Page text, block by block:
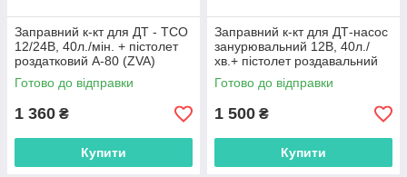
Заправний к-кт для ДТ - ТСО
12/24В, 40л./мін. + пістолет
роздатковий А-80 (ZVA)
автоматичний з відсіченням
Готово до відправки
1 360 ₴
Купити
Заправний к-кт для ДТ-насос
занурювальний 12В, 40л./
хв.+ пістолет роздавальний
Механічний (пласт.
нерж.носик)
Готово до відправки
1 500 ₴
Купити